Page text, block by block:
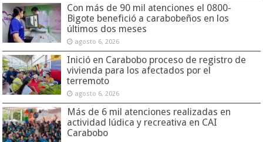
Con más de 90 mil atenciones el 0800-
Bigote benefició a carabobeños en los
últimos dos meses
agosto 6, 2026
Inició en Carabobo proceso de registro de
vivienda para los afectados por el
terremoto
agosto 6, 2026
Más de 6 mil atenciones realizadas en
actividad lúdica y recreativa en CAI
Carabobo